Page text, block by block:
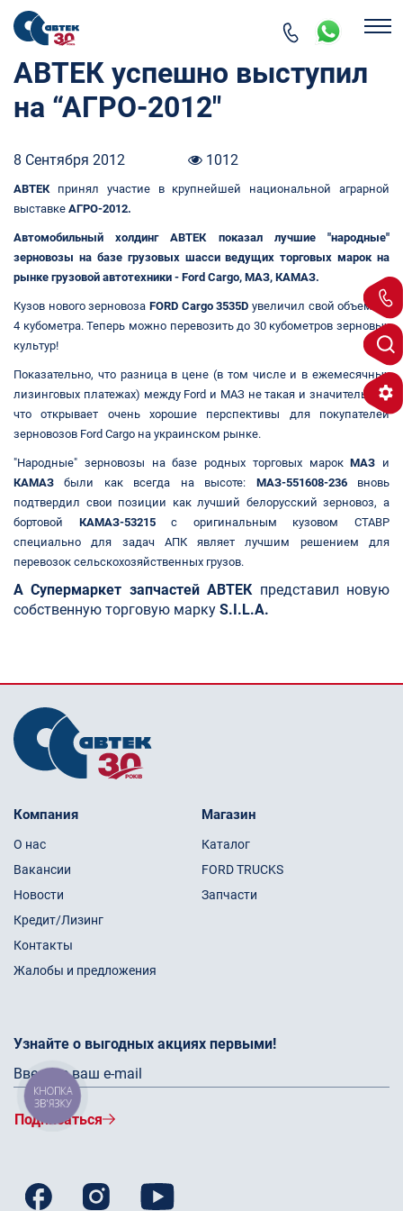
АВТЕК успешно выступил
на “АГРО-2012″
8 Сентября 2012 1012
АВТЕКпринял участие в крупнейшей национальной аграрной
выставке АГРО-2012.
Автомобильный холдинг АВТЕК показал лучшие "народные"
зерновозы на базе грузовых шасси ведущих торговых марок на
рынке грузовой автотехники - Ford Cargo, МАЗ, КАМАЗ.
Кузов нового зерновоза FORD Cargo 3535Dувеличил свой объем на
4 кубометра. Теперь можно перевозить до 30 кубометров зерновых
культур!
Показательно, что разница в цене (в том числе и в ежемесячных
лизинговых платежах) между Ford и МАЗ не такая и значительная,
что открывает очень хорошие перспективы для покупателей
зерновозов Ford Cargo на украинском рынке.
"Народные" зерновозы на базе родных торговых марокМАЗ и
КАМАЗ были как всегда на высоте: МАЗ-551608-236вновь
подтвердил свои позиции как лучший белорусский зерновоз, а
бортовой КАМАЗ-53215с оригинальным кузовом СТАВР
специально для задач АПК являет лучшим решением для
перевозок сельскохозяйственных грузов.
А Супермаркет запчастей АВТЕКпредставил новую
собственную торговую марку S.I.L.A.
Компания
О нас
Вакансии
Новости
Кредит/Лизинг
Контакты
Жалобы и предложения
Магазин
Каталог
FORD TRUCKS
Запчасти
Узнайте о выгодных акциях первыми!
Подписаться
КНОПКА
ЗВ'ЯЗКУ